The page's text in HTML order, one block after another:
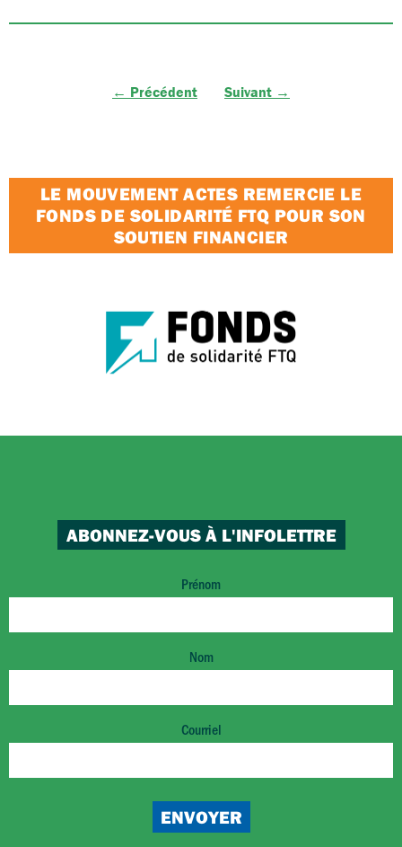
← Précédent Suivant →
LE MOUVEMENT ACTES REMERCIE LE
FONDS DE SOLIDARITÉ FTQ POUR SON
SOUTIEN FINANCIER
ABONNEZ-VOUS À L'INFOLETTRE
Prénom
Nom
Courriel